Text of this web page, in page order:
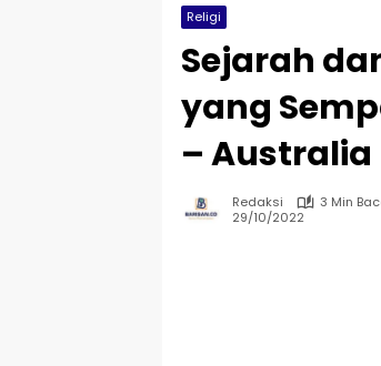
Religi
Sejarah
yang
– Australia
Redaksi
3 Min
29/10/2022